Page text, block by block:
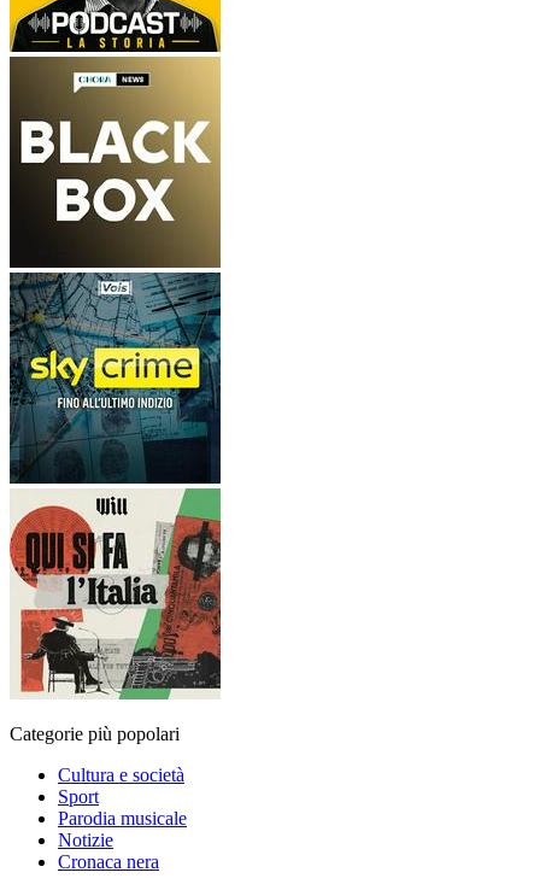
Categorie più popolari
Cultura e società
Sport
Parodia musicale
Notizie
Cronaca nera